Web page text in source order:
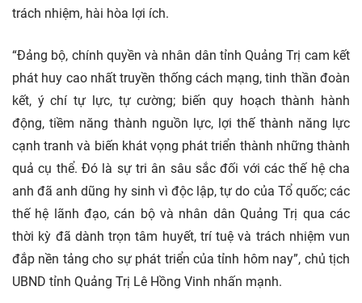
trách nhiệm, hài hòa lợi ích.
“Đảng bộ, chính quyền và nhân dân tỉnh Quảng Trị cam kết
phát huy cao nhất truyền thống cách mạng, tinh thần đoàn
kết, ý chí tự lực, tự cường; biến quy hoạch thành hành
động, tiềm năng thành nguồn lực, lợi thế thành năng lực
cạnh tranh và biến khát vọng phát triển thành những thành
quả cụ thể. Đó là sự tri ân sâu sắc đối với các thế hệ cha
anh đã anh dũng hy sinh vì độc lập, tự do của Tổ quốc; các
thế hệ lãnh đạo, cán bộ và nhân dân Quảng Trị qua các
thời kỳ đã dành trọn tâm huyết, trí tuệ và trách nhiệm vun
đắp nền tảng cho sự phát triển của tỉnh hôm nay”, chủ tịch
UBND tỉnh Quảng Trị Lê Hồng Vinh nhấn mạnh.